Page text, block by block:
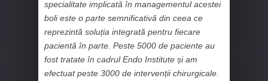
specialitate implicată în managementul acestei
boli este o parte semnificativă din ceea ce
reprezintă soluția integrată pentru fiecare
pacientă în parte. Peste 5000 de paciente au
fost tratate în cadrul Endo Institute și am
efectuat peste 3000 de intervenții chirurgicale.